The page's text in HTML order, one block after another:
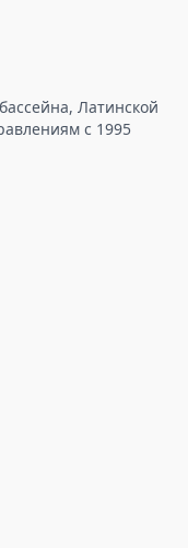
Латинской
с 1995